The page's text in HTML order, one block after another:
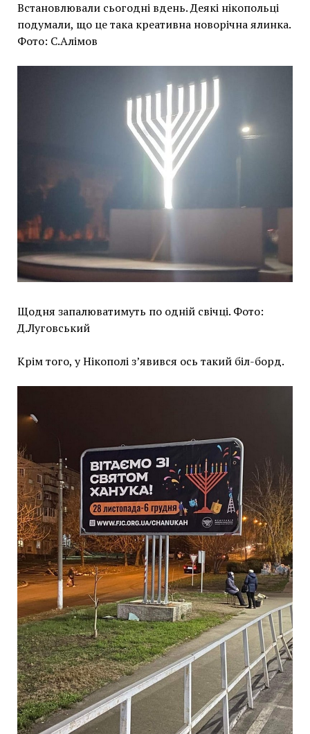
Встановлювали сьогодні вдень. Деякі нікопольці
подумали, що це така креативна новорічна ялинка.
Фото: С.Алімов
Щодня запалюватимуть по одній свічці. Фото:
Д.Луговський
Крім того, у Нікополі з’явився ось такий біл-борд.